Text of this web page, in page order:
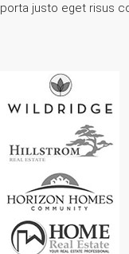
porta justo eget risus